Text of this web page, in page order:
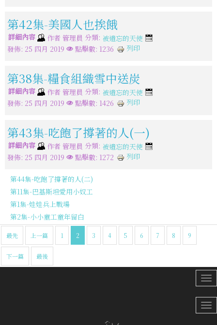
第42集-美國人也挨餓
詳細內容 作者 管理員 分類: 被遺忘的天使
發佈: 25 四月 2019
點擊數: 1236 列印
第38集-糧食組織雪中送炭
詳細內容 作者 管理員 分類: 被遺忘的天使
發佈: 25 四月 2019
點擊數: 1426 列印
第43集-吃飽了撐著的人(一)
詳細內容 作者 管理員 分類: 被遺忘的天使
發佈: 25 四月 2019
點擊數: 1272 列印
第44集-吃飽了撐著的人(二)
第11集-巴基斯坦愛用小奴工
第1集-娃娃兵上戰場
第2集-小小童工童年留白
最先 上一篇 1 2 3 4 5 6 7 8 9
下一篇 最後